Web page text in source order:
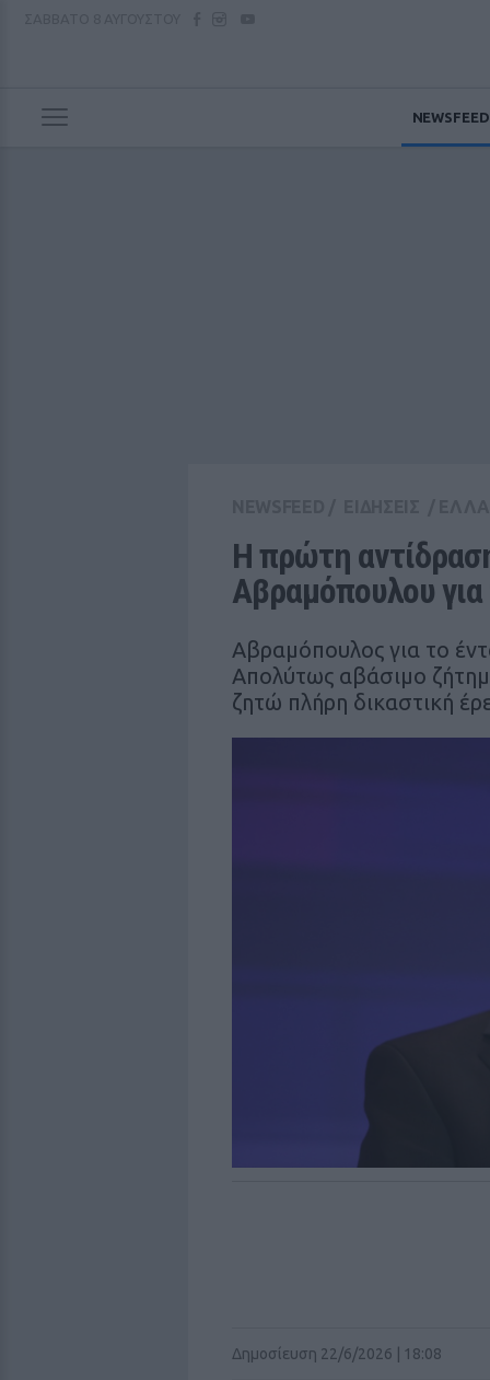
NEWSFEED
Η πρώτη
Αβραμόπουλου
Αβραμόπουλος για το
Απολύτως αβάσιμο
ζητώ πλήρη δικαστική
Δημοσίευση 22/6/2026 | 18:08